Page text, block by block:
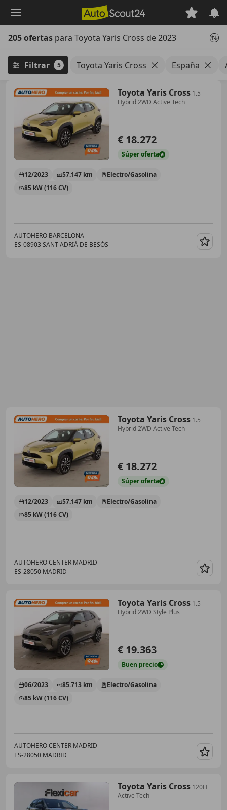
principal
205 ofertas para Toyota Yaris Cross de 2023
Filtrar 5 Toyota Yaris Cross España
Toyota Yaris Cross 1.5
Hybrid 2WD Active Tech
€ 18.272
Súperoferta
12/2023 57.147 km
Electro/Gasolina
85 kW (116 CV)
AUTOHERO BARCELONA
ES-08903 SANT ADRIÀ DE BESÒS
Toyota Yaris Cross 1.5
Hybrid 2WD Active Tech
€ 18.272
Súperoferta
12/2023 57.147 km
Electro/Gasolina
85 kW (116 CV)
AUTOHERO CENTER MADRID
ES-28050 MADRID
Toyota Yaris Cross 1.5
Hybrid 2WD Style Plus
€ 19.363
Buen precio
06/2023 85.713 km
Electro/Gasolina
85 kW (116 CV)
AUTOHERO CENTER MADRID
ES-28050 MADRID
Toyota Yaris Cross 120H
Active Tech